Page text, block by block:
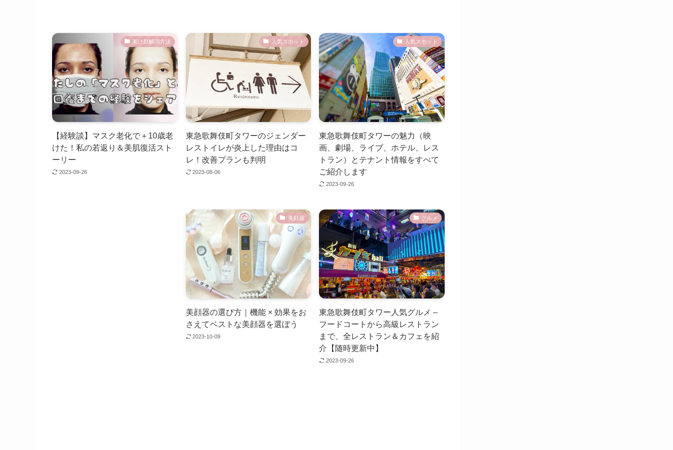
老け顔解消方法
【経験談】マスク老化で＋10歳老
けた！私の若返り＆美肌復活スト
ーリー
2023-09-26
人気スポット
東急歌舞伎町タワーのジェンダー
レストイレが炎上した理由はコ
レ！改善プランも判明
2023-08-06
人気スポット
東急歌舞伎町タワーの魅力（映
画、劇場、ライブ、ホテル、レス
トラン）とテナント情報をすべて
ご紹介します
2023-09-26
美顔器
美顔器の選び方｜機能 × 効果をお
さえてベストな美顔器を選ぼう
2023-10-09
グルメ
東急歌舞伎町タワー人気グルメ –
フードコートから高級レストラン
まで、全レストラン＆カフェを紹
介【随時更新中】
2023-09-26